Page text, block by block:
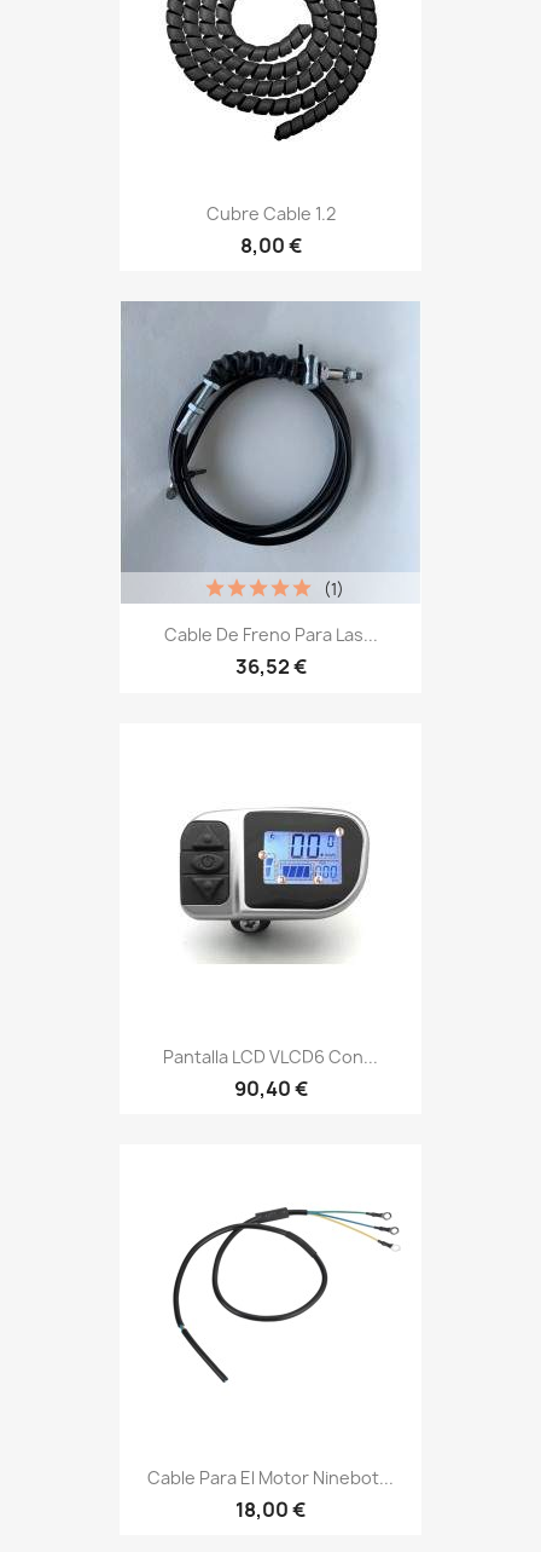
Cubre Cable 1.2
8,00 €
Cable De Freno Para Las...
36,52 €
(1)
Pantalla LCD VLCD6 Con...
90,40 €
Cable Para El Motor Ninebot...
18,00 €